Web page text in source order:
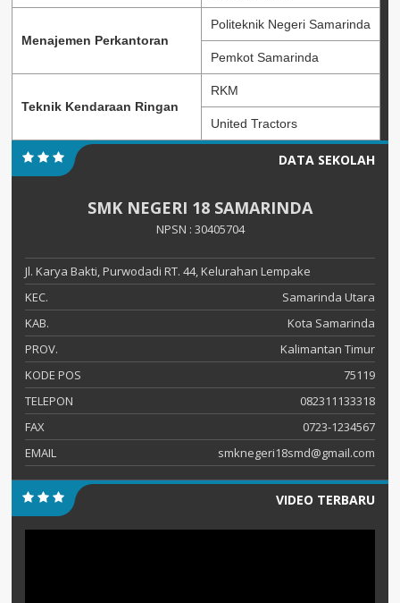
Menajemen Perkantoran
Politeknik Negeri Samarinda
Pemkot Samarinda
Teknik Kendaraan Ringan
RKM
United Tractors
DATA SEKOLAH
SMK NEGERI 18 SAMARINDA
NPSN : 30405704
Jl. Karya Bakti, Purwodadi RT. 44, Kelurahan Lempake
KEC.
Samarinda Utara
KAB.
Kota Samarinda
PROV.
Kalimantan Timur
KODE POS
75119
TELEPON
082311133318
FAX
0723-1234567
EMAIL
smknegeri18smd@gmail.com
VIDEO TERBARU